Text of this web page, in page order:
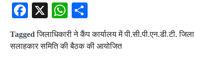
Facebook
X WhatsApp
Taggedजिलाधिकारी ने कैंप कार्यालय में पी.सी.पी.एन.डी.टी. जिला
सलाहकार समिति की बैठक की आयोजित